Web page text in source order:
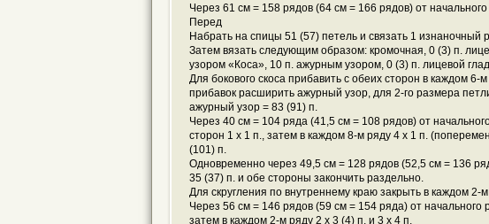
Через 61 см = 158 рядов (64 см = 166 рядов) от
Перед
Набрать на спицы 51 (57) петель и связать 1 изнаночный
Затем вязать следующим образом: кромочная, 0 (3) п.
узором «Коса», 10 п. ажурным узором, 0 (3) п. лицевой
Для бокового скоса прибавить с обеих сторон в каждом
прибавок расширить ажурный узор, для 2-го размера
ажурный узор = 83 (91) п.
Через 40 см = 104 ряда (41,5 см = 108 рядов) от
сторон 1 x 1 п., затем в каждом 8-м ряду 4 x 1 п.
(101) п.
Одновременно через 49,5 см = 128 рядов (52,5 см = 136
35 (37) п. и обе стороны закончить раздельно.
Для скругления по внутреннему краю закрыть в каждом 2-
Через 56 см = 146 рядов (59 см = 154 ряда) от начального
затем в каждом 2-м ряду 2 x 3 (4) п. и 3 x 4 п.